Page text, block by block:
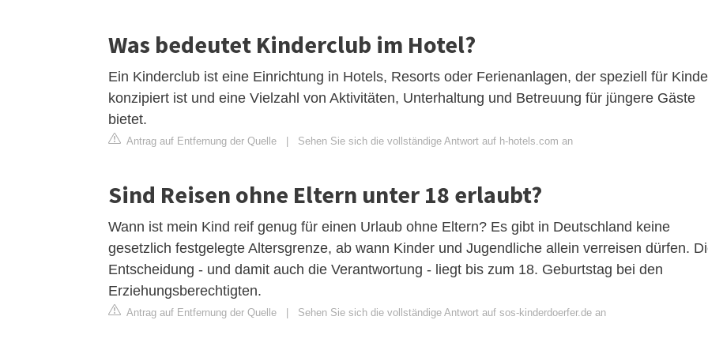
Was bedeutet Kinderclub im Hotel?
Ein Kinderclub ist eine Einrichtung in Hotels, Resorts oder Ferienanlagen, der speziell für
konzipiert ist und eine Vielzahl von Aktivitäten, Unterhaltung und Betreuung für jüngere Gäste
bietet.
Antrag auf Entfernung der Quelle | Sehen Sie sich die vollständige Antwort auf h-hotels.com an
Sind Reisen ohne Eltern unter 18 erlaubt?
Wann ist mein Kind reif genug für einen Urlaub ohne Eltern? Es gibt in Deutschland keine
gesetzlich festgelegte Altersgrenze, ab wann Kinder und Jugendliche allein verreisen dürfen.
Entscheidung - und damit auch die Verantwortung - liegt bis zum 18. Geburtstag bei den
Erziehungsberechtigten.
Antrag auf Entfernung der Quelle | Sehen Sie sich die vollständige Antwort auf sos-kinderdoerfer.de an